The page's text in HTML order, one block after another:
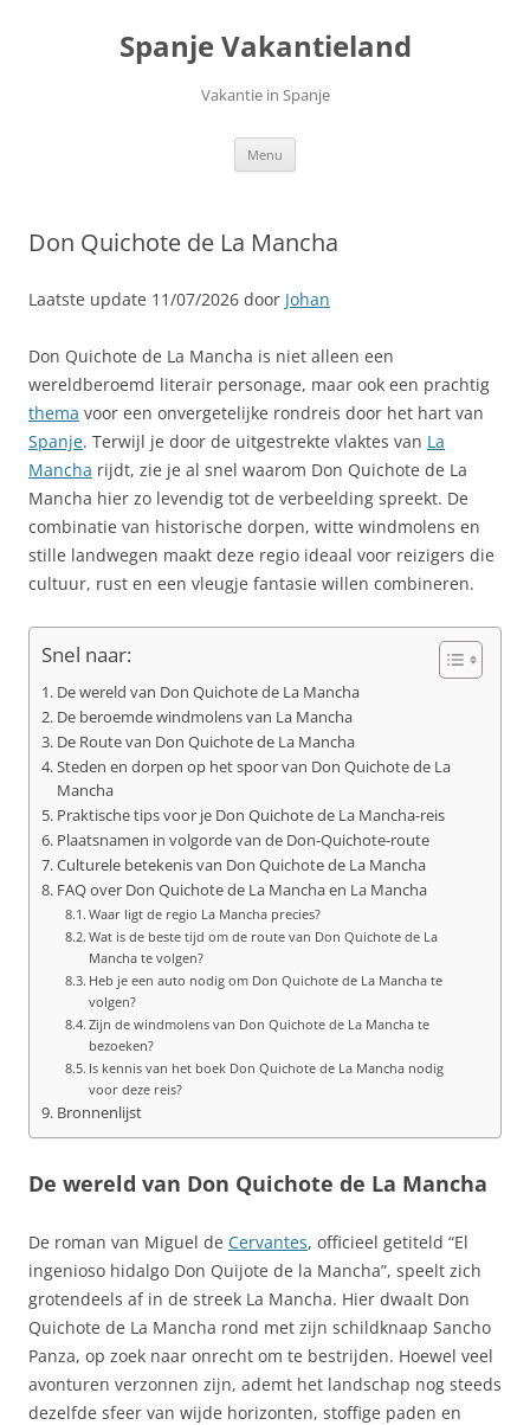
Spanje Vakantieland
Vakantie in Spanje
Menu
Don Quichote de La Mancha
Laatste update 11/07/2026 door Johan
Don Quichote de La Mancha is niet alleen een
wereldberoemd literair personage, maar ook een prachtig
thema voor een onvergetelijke rondreis door het hart van
Spanje. Terwijl je door de uitgestrekte vlaktes van La
Mancha rijdt, zie je al snel waarom Don Quichote de La
Mancha hier zo levendig tot de verbeelding spreekt. De
combinatie van historische dorpen, witte windmolens en
stille landwegen maakt deze regio ideaal voor reizigers die
cultuur, rust en een vleugje fantasie willen combineren.
Snel naar:
De wereld van Don Quichote de La Mancha
De beroemde windmolens van La Mancha
De Route van Don Quichote de La Mancha
Steden en dorpen op het spoor van Don Quichote de La
Mancha
Praktische tips voor je Don Quichote de La Mancha-reis
Plaatsnamen in volgorde van de Don‑Quichote‑route
Culturele betekenis van Don Quichote de La Mancha
FAQ over Don Quichote de La Mancha en La Mancha
Waar ligt de regio La Mancha precies?
Wat is de beste tijd om de route van Don Quichote de La
Mancha te volgen?
Heb je een auto nodig om Don Quichote de La Mancha te
volgen?
Zijn de windmolens van Don Quichote de La Mancha te
bezoeken?
Is kennis van het boek Don Quichote de La Mancha nodig
voor deze reis?
Bronnenlijst
De wereld van Don Quichote de La Mancha
De roman van Miguel de Cervantes, officieel getiteld “El
ingenioso hidalgo Don Quijote de la Mancha”, speelt zich
grotendeels af in de streek La Mancha. Hier dwaalt Don
Quichote de La Mancha rond met zijn schildknaap Sancho
Panza, op zoek naar onrecht om te bestrijden. Hoewel veel
avonturen verzonnen zijn, ademt het landschap nog steeds
dezelfde sfeer van wijde horizonten, stoffige paden en